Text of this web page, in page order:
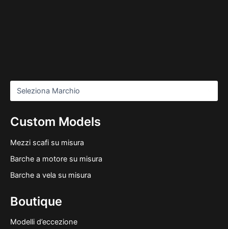
Custom Models
Mezzi scafi su misura
Barche a motore su misura
Barche a vela su misura
Boutique
Modelli d’eccezione